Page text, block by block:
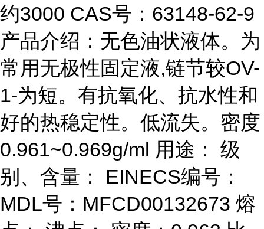
约3000 CAS号：63148-62-9
产品介绍：无色油状液体。为
常用无极性固定液,链节较OV-
1-为短。有抗氧化、抗水性和
好的热稳定性。低流失。密度
0.961~0.969g/ml 用途： 级
别、含量： EINECS编号：
MDL号：MFCD00132673 熔